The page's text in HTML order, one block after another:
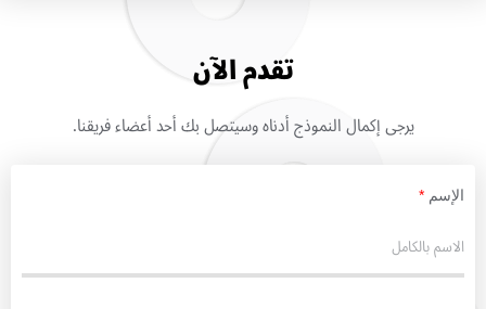
تقدم الآن
يرجى إكمال النموذج أدناه وسيتصل بك أحد أعضاء فريقنا.
الإسم *